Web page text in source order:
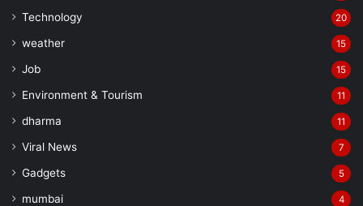
Technology 20
weather 15
Job 15
Environment & Tourism 11
dharma 11
Viral News 7
Gadgets 5
mumbai 4